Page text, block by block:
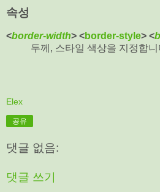
속성
<border-width> <border-style> <
두께, 스타일 색상을 지정합니
Elex
공유
댓글 없음:
댓글 쓰기